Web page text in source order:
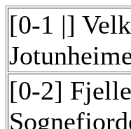
[0-1 |]
[0-2]